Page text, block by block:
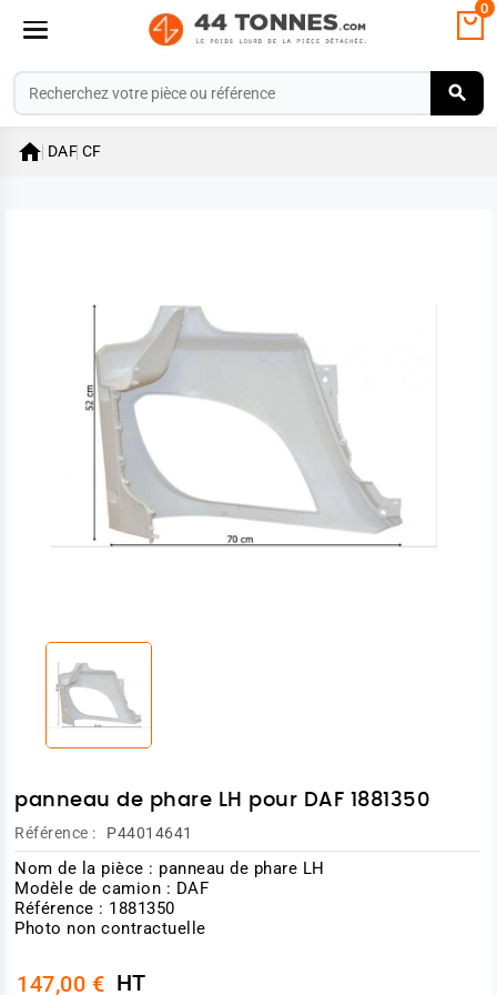
0
 DAF CF
panneau de phare LH pour DAF 1881350
Référence : P44014641
Nom de la pièce : panneau de phare LH
Modèle de camion : DAF
Référence : 1881350
Photo non contractuelle
147,00 € HT